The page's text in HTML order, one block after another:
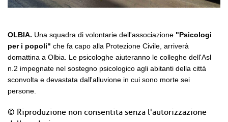
OLBIA. Una squadra di volontarie dell'associazione "Psicologi
per i popoli" che fa capo alla Protezione Civile, arriverà
domattina a Olbia. Le psicologhe aiuteranno le colleghe dell'Asl
n.2 impegnate nel sostegno psicologico agli abitanti della città
sconvolta e devastata dall'alluvione in cui sono morte sei
persone.
© Riproduzione non consentita senza l'autorizzazione